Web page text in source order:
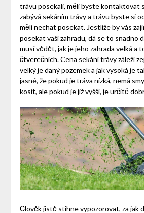
trávu posekali, měli byste kontaktovat
zabývá sekáním trávy a trávu byste si
měli nechat posekat. Jestliže by vás
posekat vaší zahradu, dá se to snadno
musí vědět, jak je jeho zahrada velká a
čtverečních.Cena sekání trávyzáleží
velký je daný pozemek a jak vysoká je
jasné, že pokud je tráva nízká, nemá
kosit, ale pokud je již vyšší, je určitě
Člověk jistě stihne vypozorovat, za jak